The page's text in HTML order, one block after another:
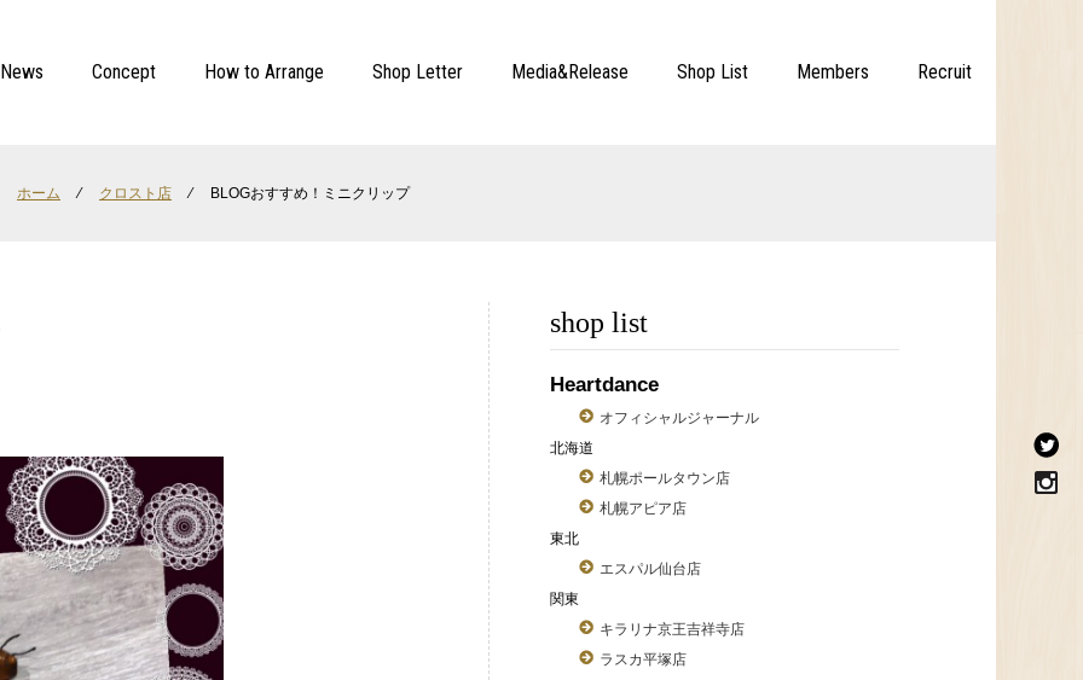
News Concept How to Arrange Shop Letter Media&Release Shop List Members Recruit
ホーム ⁄ クロスト店 ⁄ BLOGおすすめ！ミニクリップ
shop list
Heartdance
オフィシャルジャーナル
北海道
札幌ポールタウン店
札幌アピア店
東北
エスパル仙台店
関東
キラリナ京王吉祥寺店
ラスカ平塚店